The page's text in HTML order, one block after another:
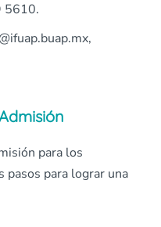
5610.
para los
para lograr una